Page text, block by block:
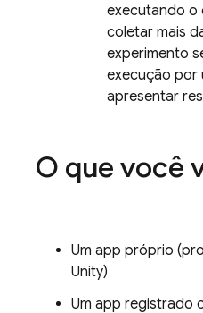
executando o
coletar mais
experimento
execução por
apresentar
O que você
Um app próprio
Unity)
Um app registrado